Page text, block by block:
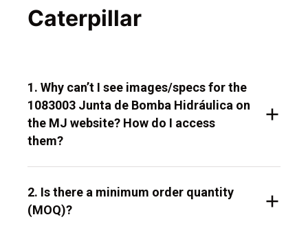
Caterpillar
1. Why can’t I see images/specs for the
1083003 Junta de Bomba Hidráulica on
the MJ website? How do I access
them?
2. Is there a minimum order quantity
(MOQ)?